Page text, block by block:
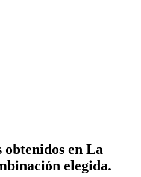
en La
elegida.